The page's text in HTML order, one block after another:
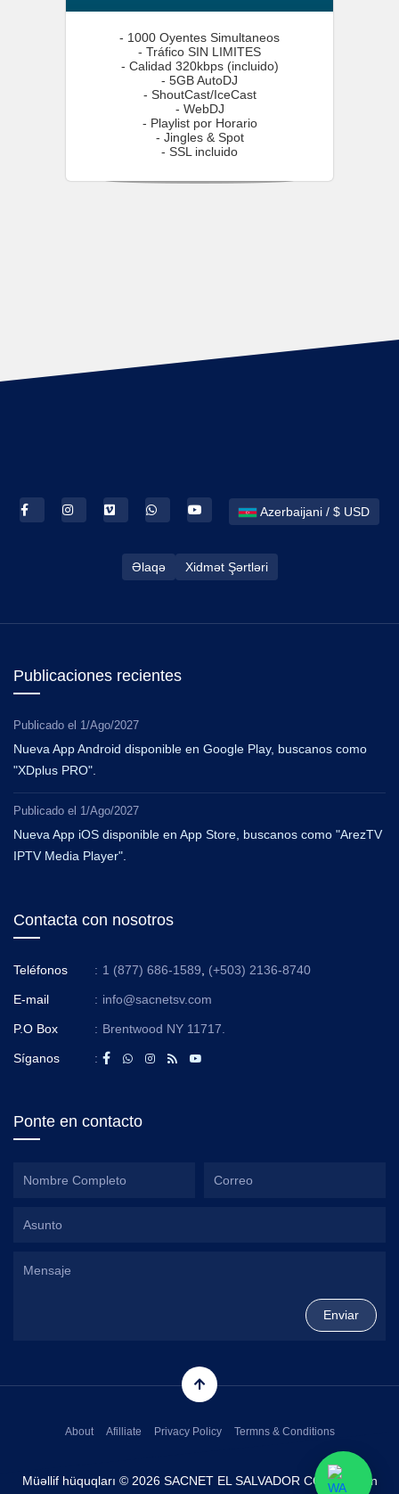
- 1000 Oyentes Simultaneos
- Tráfico SIN LIMITES
- Calidad 320kbps (incluido)
- 5GB AutoDJ
- ShoutCast/IceCast
- WebDJ
- Playlist por Horario
- Jingles & Spot
- SSL incluido
Azerbaijani / $ USD
Əlaqə Xidmət Şərtləri
Publicaciones recientes
Publicado el 1/Ago/2027
Nueva App Android disponible en Google Play, buscanos como
"XDplus PRO".
Publicado el 1/Ago/2027
Nueva App iOS disponible en App Store, buscanos como "ArezTV
IPTV Media Player".
Contacta con nosotros
Teléfonos : 1 (877) 686-1589 (+503) 2136-8740
E-mail : info@sacnetsv.com
P.O Box : Brentwood NY 11717.
Síganos :
Ponte en contacto
Müəllif hüquqları © 2026 SACNET EL SALVADOR CORP. Bütün
About Afilliate Privacy Policy Termns & Conditions